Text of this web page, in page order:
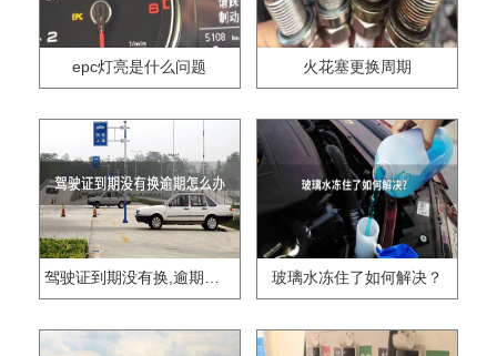
epc灯亮是什么问题 火花塞更换周期
驾驶证到期没有换,逾期怎么办?? 玻璃水冻住了如何解决？